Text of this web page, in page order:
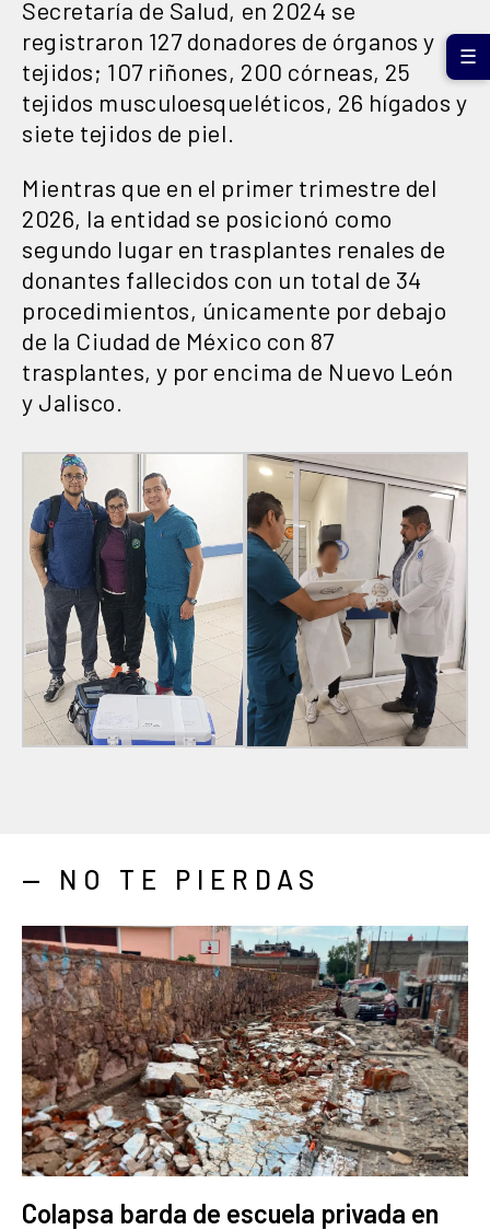
Secretaría de Salud, en 2024 se
registraron 127 donadores de órganos y
tejidos; 107 riñones, 200 córneas, 25
tejidos musculoesqueléticos, 26 hígados y
siete tejidos de piel.
Mientras que en el primer trimestre del
2026, la entidad se posicionó como
segundo lugar en trasplantes renales de
donantes fallecidos con un total de 34
procedimientos, únicamente por debajo
de la Ciudad de México con 87
trasplantes, y por encima de Nuevo León
y Jalisco.
— NO TE PIERDAS
Colapsa barda de escuela privada en
☰